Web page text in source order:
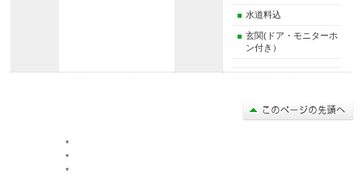
水道料込
玄関(ドア・モニターホ
ン付き）
*
*
*